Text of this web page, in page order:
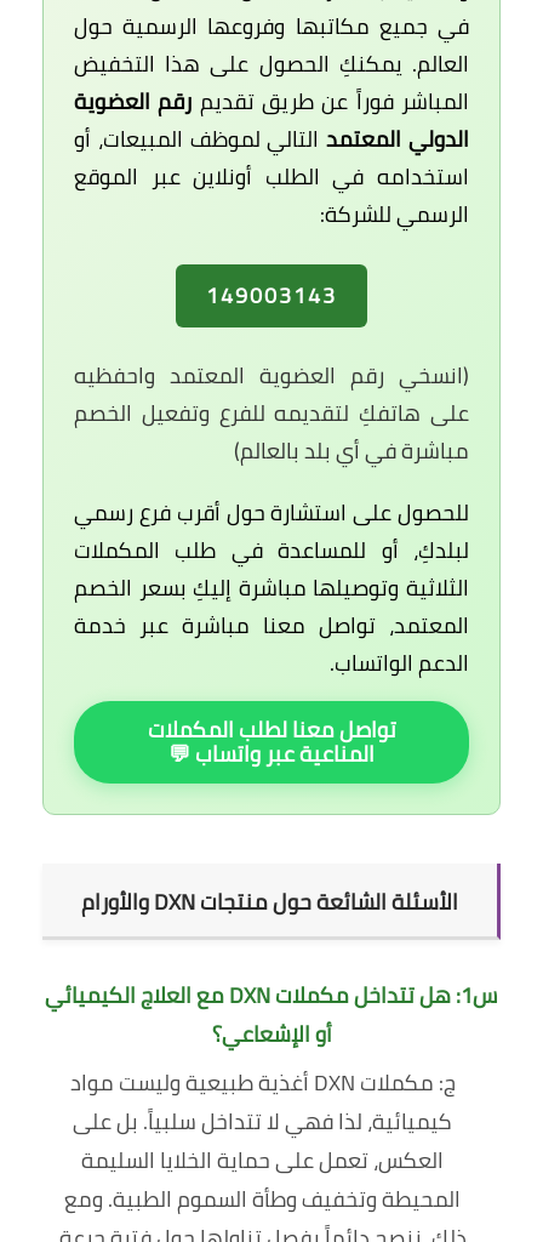
في جميع مكاتبها وفروعها الرسمية حول
العالم. يمكنكِ الحصول على هذا التخفيض
المباشر فوراً عن طريق تقديم رقم العضوية
الدولي المعتمدالتالي لموظف المبيعات، أو
استخدامه في الطلب أونلاين عبر الموقع
الرسمي للشركة:
149003143
(انسخي رقم العضوية المعتمد واحفظيه
على هاتفكِ لتقديمه للفرع وتفعيل الخصم
مباشرة في أي بلد بالعالم)
للحصول على استشارة حول أقرب فرع رسمي
لبلدكِ، أو للمساعدة في طلب المكملات
الثلاثية وتوصيلها مباشرة إليكِ بسعر الخصم
المعتمد، تواصل معنا مباشرة عبر خدمة
الدعم الواتساب.
تواصل معنا لطلب المكملات
المناعية عبر واتساب 💬
الأسئلة الشائعة حول منتجات DXN والأورام
س1: هل تتداخل مكملات DXN مع العلاج الكيميائي
أو الإشعاعي؟
ج: مكملات DXN أغذية طبيعية وليست مواد
كيميائية، لذا فهي لا تتداخل سلبياً. بل على
العكس، تعمل على حماية الخلايا السليمة
المحيطة وتخفيف وطأة السموم الطبية. ومع